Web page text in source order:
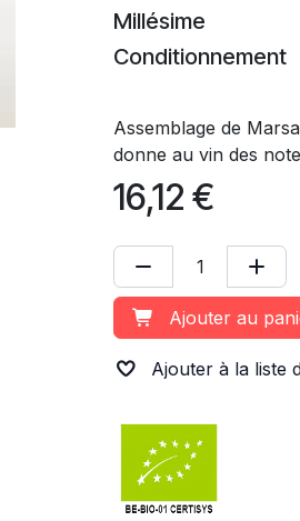
Millésime
Conditionnement
Assemblage de
donne au vin des
16,12 €
Ajouter au
Ajouter à la liste